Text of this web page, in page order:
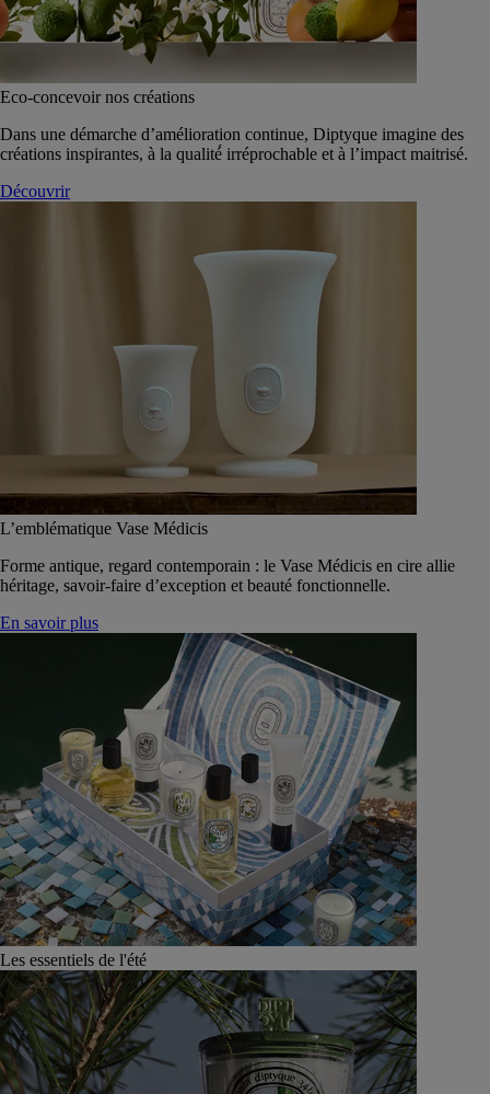
Eco-concevoir nos créations
Dans une démarche d’amélioration continue, Diptyque imagine des
créations inspirantes, à la qualité́ irréprochable et à l’impact maitrisé.
Découvrir
L’emblématique Vase Médicis
Forme antique, regard contemporain : le Vase Médicis en cire allie
héritage, savoir-faire d’exception et beauté fonctionnelle.
En savoir plus
Les essentiels de l'été